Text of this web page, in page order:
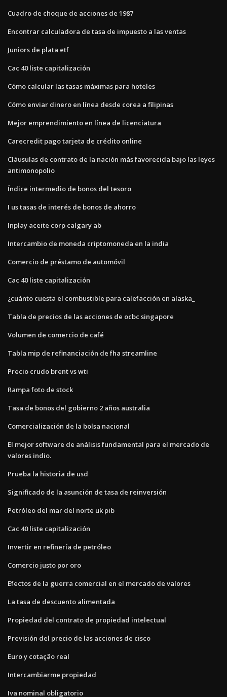
Cuadro de choque de acciones de 1987
Encontrar calculadora de tasa de impuesto a las ventas
Juniors de plata etf
Cac 40 liste capitalización
Cómo calcular las tasas máximas para hoteles
Cómo enviar dinero en línea desde corea a filipinas
Mejor emprendimiento en línea de licenciatura
Carecredit pago tarjeta de crédito online
Cláusulas de contrato de la nación más favorecida bajo las leyes
antimonopolio
Índice intermedio de bonos del tesoro
I us tasas de interés de bonos de ahorro
Inplay aceite corp calgary ab
Intercambio de moneda criptomoneda en la india
Comercio de préstamo de automóvil
Cac 40 liste capitalización
¿cuánto cuesta el combustible para calefacción en alaska_
Tabla de precios de las acciones de ocbc singapore
Volumen de comercio de café
Tabla mip de refinanciación de fha streamline
Precio crudo brent vs wti
Rampa foto de stock
Tasa de bonos del gobierno 2 años australia
Comercialización de la bolsa nacional
El mejor software de análisis fundamental para el mercado de
valores indio.
Prueba la historia de usd
Significado de la asunción de tasa de reinversión
Petróleo del mar del norte uk pib
Cac 40 liste capitalización
Invertir en refinería de petróleo
Comercio justo por oro
Efectos de la guerra comercial en el mercado de valores
La tasa de descuento alimentada
Propiedad del contrato de propiedad intelectual
Previsión del precio de las acciones de cisco
Euro y cotação real
Intercambiarme propiedad
Iva nominal obligatorio